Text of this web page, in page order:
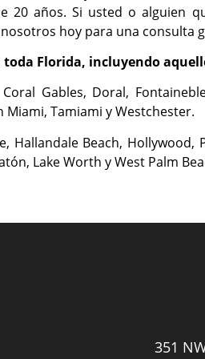
20 años. Si usted o alguien
hoy para una consulta
Florida, incluyendo
Gables, Doral,
Miami, Tamiami y Westchester.
Hallandale Beach,
Lake Worth y West Palm
351